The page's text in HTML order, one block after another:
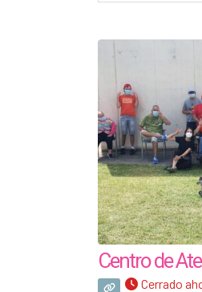
Centro de
Cerrado